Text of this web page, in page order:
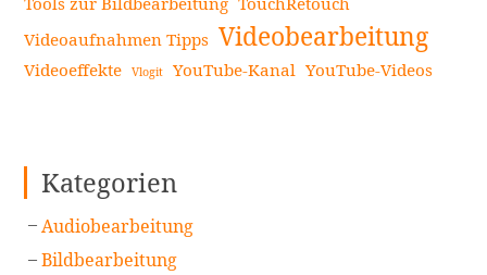
Videoaufnahmen Tipps Videobearbeitung
Videoeffekte Vlogit YouTube-Kanal YouTube-Videos
Kategorien
Audiobearbeitung
Bildbearbeitung